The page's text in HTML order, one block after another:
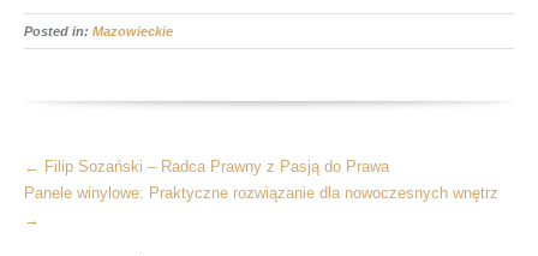
Posted in: Mazowieckie
More
Articles
← Filip Sozański – Radca Prawny z Pasją do Prawa
Panele winylowe: Praktyczne rozwiązanie dla nowoczesnych wnętrz
→